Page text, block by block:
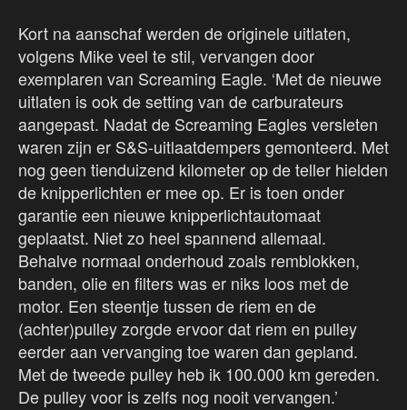
Kort na aanschaf werden de originele uitlaten,
volgens Mike veel te stil, vervangen door
exemplaren van Screaming Eagle. ‘Met de nieuwe
uitlaten is ook de setting van de carburateurs
aangepast. Nadat de Screaming Eagles versleten
waren zijn er S&S-uitlaatdempers gemonteerd. Met
nog geen tienduizend kilometer op de teller hielden
de knipperlichten er mee op. Er is toen onder
garantie een nieuwe knipperlichtautomaat
geplaatst. Niet zo heel spannend allemaal.
Behalve normaal onderhoud zoals remblokken,
banden, olie en filters was er niks loos met de
motor. Een steentje tussen de riem en de
(achter)pulley zorgde ervoor dat riem en pulley
eerder aan vervanging toe waren dan gepland.
Met de tweede pulley heb ik 100.000 km gereden.
De pulley voor is zelfs nog nooit vervangen.’